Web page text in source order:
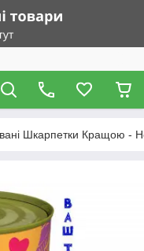
Шкарпетки Кращою -